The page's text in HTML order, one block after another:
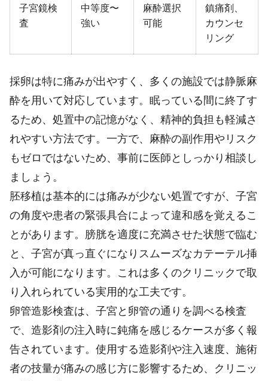
子宮鏡検
査
中等度〜
強い
麻酔選択
可能
鎮痛剤、
カウンセ
リング
採卵は特に痛みが出やすく、多くの施設では静脈麻
酔を用いて対応しています。眠っている間に終了す
るため、処置中の記憶がなく、精神的負担も軽減さ
れやすい方法です。一方で、麻酔の副作用やリスク
もゼロではないため、事前に医師としっかり相談し
ましょう。
胚移植は基本的には痛みが少ない処置ですが、子宮
の角度や患者の緊張具合によって違和感を覚えるこ
とがあります。膀胱を適度に充満させた状態で臨む
と、子宮が真っ直ぐになりスムーズなカテーテル挿
入が可能になります。これは多くのクリニックで取
り入れられている実用的な工夫です。
卵管造影検査は、子宮と卵管の通りを調べる検査
で、造影剤の注入時に鈍痛を感じるケースが多く報
告されています。使用する造影剤や注入速度、施術
者の技量が痛みの感じ方に影響するため、クリニッ